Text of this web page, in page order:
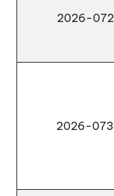
2026-072
2026-073